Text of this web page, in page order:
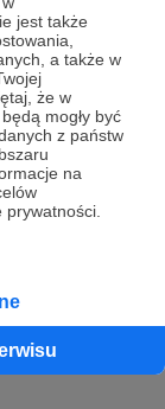
jest także
a także w
że w
mogły być
z państw
na
konie z